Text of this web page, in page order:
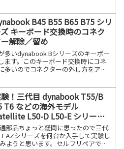
B45 B55 B65 B75 シリ
キーボード交換時のコネク
解除／留め
多いdynabook Bシリーズのキーボー
ます。このキーボード交換時にコネ
多いのでコネクターの外し方をアッ
！三代目 dynabook T55/B
T6 などの海外モデル
L50-D L50-E シリーズ
通部品を探す
部品ちょっと疑問に思ったので三代
T AZシリーズを何台か入手して実験し
ようと思います。セルフリペアで壁